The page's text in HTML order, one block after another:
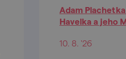
Adam
Havelka a jeho
10. 8. '26